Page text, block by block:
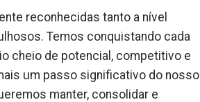
reconhecidas tanto a nível
Temos conquistando cada
cheio de potencial, competitivo e
um passo significativo do nosso
manter, consolidar e